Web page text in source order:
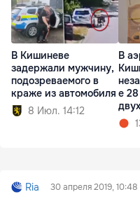
В Кишиневе
задержали мужчину,
подозреваемого в
краже из автомобиля
8 Июл. 14:12
В
е
Ria 30 апреля 2019, 10:48